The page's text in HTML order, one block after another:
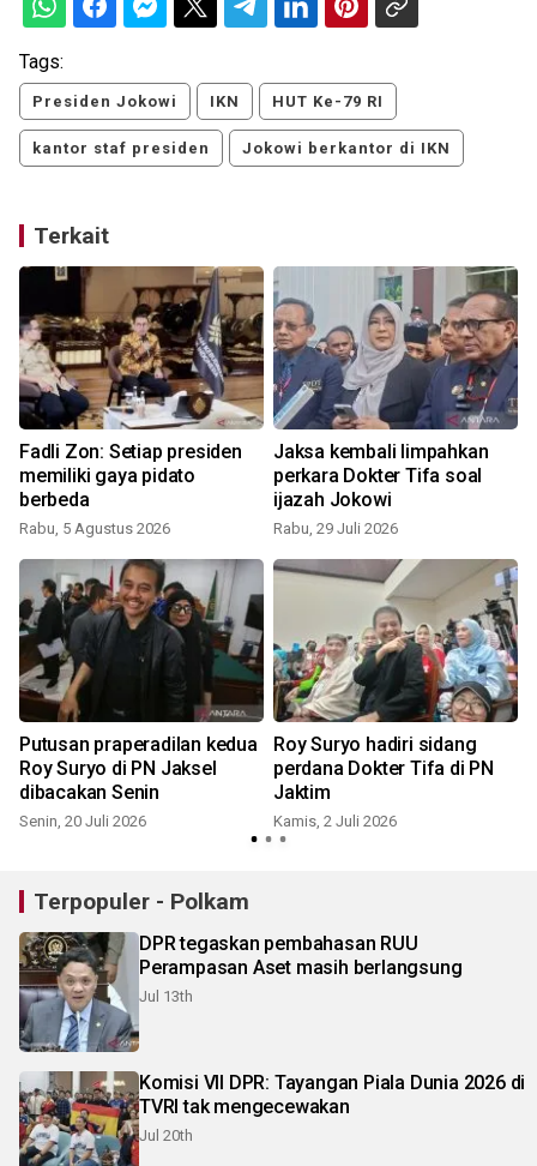
Tags:
Presiden Jokowi IKN HUT Ke-79 RI
kantor staf presiden Jokowi berkantor di IKN
Terkait
Fadli Zon: Setiap presiden
memiliki gaya pidato
berbeda
Rabu, 5 Agustus 2026
Jaksa kembali limpahkan
perkara Dokter Tifa soal
ijazah Jokowi
Rabu, 29 Juli 2026
Putusan praperadilan kedua
Roy Suryo di PN Jaksel
dibacakan Senin
Senin, 20 Juli 2026
Roy Suryo hadiri sidang
perdana Dokter Tifa di PN
Jaktim
Kamis, 2 Juli 2026
Terpopuler - Polkam
DPR tegaskan pembahasan RUU
Perampasan Aset masih berlangsung
Jul 13th
Komisi VII DPR: Tayangan Piala Dunia 2026 di
TVRI tak mengecewakan
Jul 20th